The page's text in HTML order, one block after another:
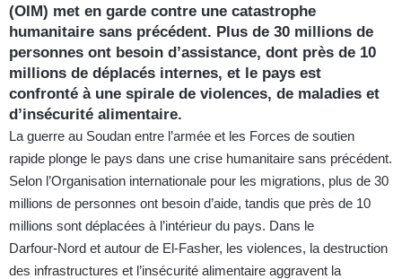
(OIM) met en garde contre une catastrophe
humanitaire sans précédent. Plus de 30 millions de
personnes ont besoin d’assistance, dont près de 10
millions de déplacés internes, et le pays est
confronté à une spirale de violences, de maladies et
d’insécurité alimentaire.
La guerre au Soudan entre l’armée et les Forces de soutien
rapide plonge le pays dans une crise humanitaire sans précédent.
Selon l’Organisation internationale pour les migrations, plus de 30
millions de personnes ont besoin d’aide, tandis que près de 10
millions sont déplacées à l’intérieur du pays. Dans le
Darfour‑Nord et autour de El‑Fasher, les violences, la destruction
des infrastructures et l’insécurité alimentaire aggravent la